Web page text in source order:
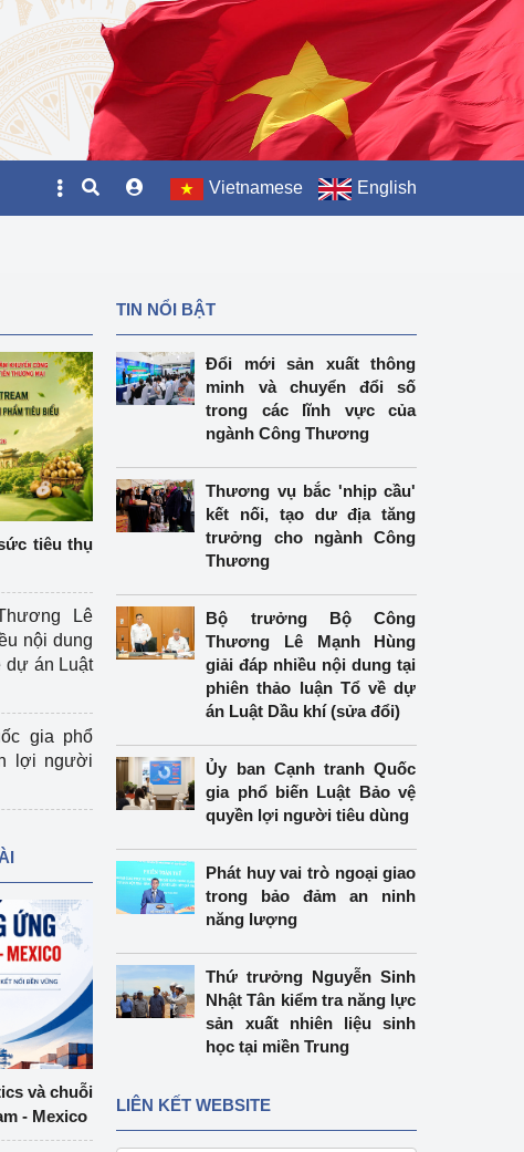
Vietnamese English
tiêu thụ
Lê
nội dung
dự án Luật
gia phổ
lợi người
và chuỗi
- Mexico
TIN NỔI BẬT
Đổi mới sản xuất thông
minh và chuyển đổi số
trong các lĩnh vực của
ngành Công Thương
Thương vụ bắc 'nhịp cầu'
kết nối, tạo dư địa tăng
trưởng cho ngành Công
Thương
Bộ trưởng Bộ Công
Thương Lê Mạnh Hùng
giải đáp nhiều nội dung tại
phiên thảo luận Tổ về dự
án Luật Dầu khí (sửa đổi)
Ủy ban Cạnh tranh Quốc
gia phổ biến Luật Bảo vệ
quyền lợi người tiêu dùng
Phát huy vai trò ngoại giao
trong bảo đảm an ninh
năng lượng
Thứ trưởng Nguyễn Sinh
Nhật Tân kiểm tra năng lực
sản xuất nhiên liệu sinh
học tại miền Trung
LIÊN KẾT WEBSITE